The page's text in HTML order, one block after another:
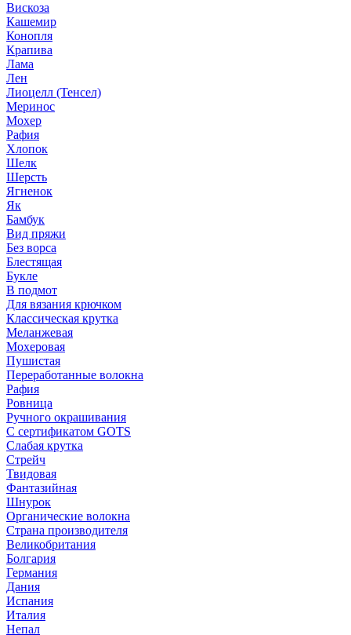
Вискоза
Кашемир
Конопля
Крапива
Лама
Лен
Лиоцелл (Тенсел)
Меринос
Мохер
Рафия
Хлопок
Шелк
Шерсть
Ягненок
Як
Бамбук
Вид пряжи
Без ворса
Блестящая
Букле
В подмот
Для вязания крючком
Классическая крутка
Меланжевая
Мохеровая
Пушистая
Переработанные волокна
Рафия
Ровница
Ручного окрашивания
С сертификатом GOTS
Слабая крутка
Стрейч
Твидовая
Фантазийная
Шнурок
Органические волокна
Страна производителя
Великобритания
Болгария
Германия
Дания
Испания
Италия
Непал